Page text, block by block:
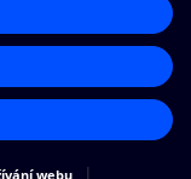
Knihovna
e-knihy a
a pohodlněji.